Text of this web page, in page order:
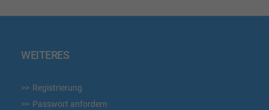
WEITERES
Registrierung
Passwort anfordern